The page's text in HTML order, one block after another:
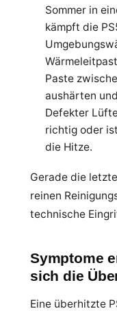
Sommer in
kämpft die
Paste
aushärten
Defekter
richtig oder
die Hitze.
Gerade die
reinen
technische
Symptome
sich die
Eine überhitzte